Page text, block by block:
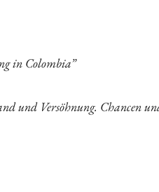
in Colombia”
und Versöhnung. Chancen